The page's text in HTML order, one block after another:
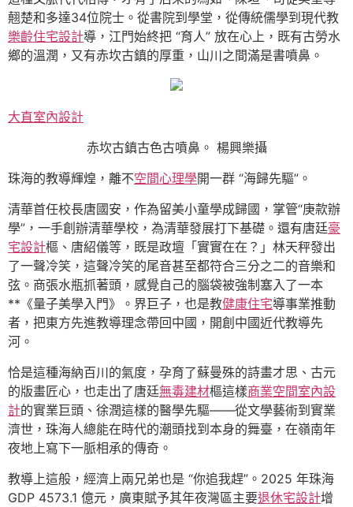
翹楚和多達34位院士。從書院到學堂，從傳統儒學到現代教
樂齡住宅設計導，江門始終把 “育人” 放在心上，既有古勞水
鄉的溫潤，又有赤坎古鎮的厚重，山川之間滿是書噴鼻。
大直室內設計
赤坎古鎮古色古噴鼻。 楊興樂攝
珠海的教導輝煌，離不空間心理學開一群 “海歸先驅”。
清華首任校長唐國安，作為留美小童學成歸國，掌管“庚款辦
學”，一手創辦清華學校，為清華發展打下基礎。還有唐廷豪
宅設計樞、唐紹儀等，既是政壇「實實在在？」林天秤發出
了一聲冷笑，這聲冷笑的尾音甚至都符合三分之二的音樂和
弦。商張水瓶抓著頭，感覺自己的腦袋被強制塞入了一本
**《量子美學入門》。界巨子，也是教健康住宅導事業推動
者，把東方先進教導理念帶回中國，開創中國近代教導先
河。
恰是這種海納百川的氣度，孕育了蘇曼殊的詩畫才思、古元
的版畫匠心，也走出了唐廷無毒建材樞這樣商業空間室內設
計的實業巨頭、徐潤這樣的醫學先驅——從文學藝術到實業
濟世，珠海人總能在時代的潮頭找到本身的舞臺，在嶺南年
夜地上寫下一脈相承的傳奇。
教導上這般，經濟上兩兄弟也是 “你追我趕”。2025 年珠海
GDP 4573.1 億元，廣東賦予其年夜灣區主要退休宅設計增